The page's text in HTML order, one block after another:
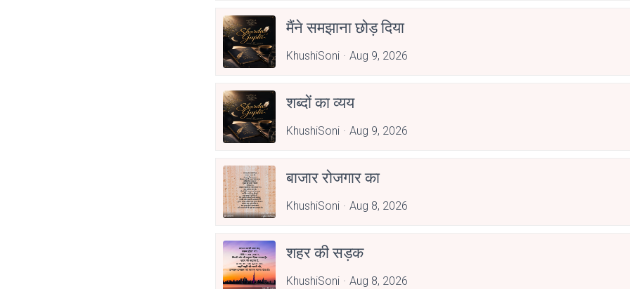
मैंने समझाना छोड़ दिया
KhushiSoni Aug 9, 2026
शब्दों का व्यय
KhushiSoni Aug 9, 2026
बाजार रोजगार का
KhushiSoni Aug 8, 2026
शहर की सड़क
KhushiSoni Aug 8, 2026